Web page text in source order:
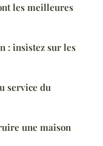
les meilleures
: insistez sur les
service du
une maison